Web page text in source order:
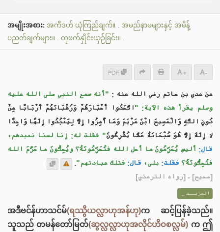
အမျိုးအစား: အကီဒဟ် ယုံကြည်ချက်။ . အမည်နာမများနှင့် အမိန့်
ပညတ်ချက်များ။ . တုဖက်နှိုင်းယှဉ်ခြင်း။ .
PDF + -
عن عدي بن حاتم رضي الله عنه : "أنه سمع النبي صلى الله عليه
وسلم يقرأ هذه الآية: "اتَّخَذُوا أَحْبَارَهُمْ وَرُهْبَانَهُمْ أَرْبَابًا مِنْ
دُونِ اللَّهِ وَالْمَسِيحَ ابْنَ مَرْيَمَ وَمَا أُمِرُوا إِلاَّ لِيَعْبُدُوا إِلَهًا وَاحِدًا
لا إِلَهَ إِلاَّ هُوَ سُبْحَانَهُ عَمَّا يُشْرِكُونَ" فقلت له: إنا لسنا نعبدهم،
قال: أليس يُحَرِّمُونَ ما أحل الله فتُحَرِّمُونَهُ؟ ويُحِلُّونَ ما حَرَّمَ الله
فتُحِلُّونَهُ؟ فقلت: بلى، قال: فتلك عبادتهم".
[صحيح] - [رواه الترمذي]
المزيــد ...
အဒီဗင်န်ဟာသင်မ်(ရဿွိယလ္လာဟုအန်ဟု)က ဆင့်ပြန်ခဲ့သည်။
သူသည် တမန်တော်မြတ်(ဆွလ္လလ္လာဟုအလိုင်ဟိဝစလ္လမ်) က ဤ